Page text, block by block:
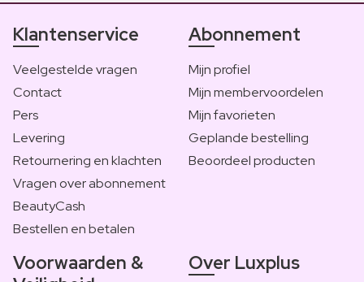
Klantenservice
Veelgestelde vragen
Contact
Pers
Levering
Retournering en klachten
Vragen over abonnement
BeautyCash
Bestellen en betalen
Abonnement
Mijn profiel
Mijn membervoordelen
Mijn favorieten
Geplande bestelling
Beoordeel producten
Voorwaarden &
Over Luxplus